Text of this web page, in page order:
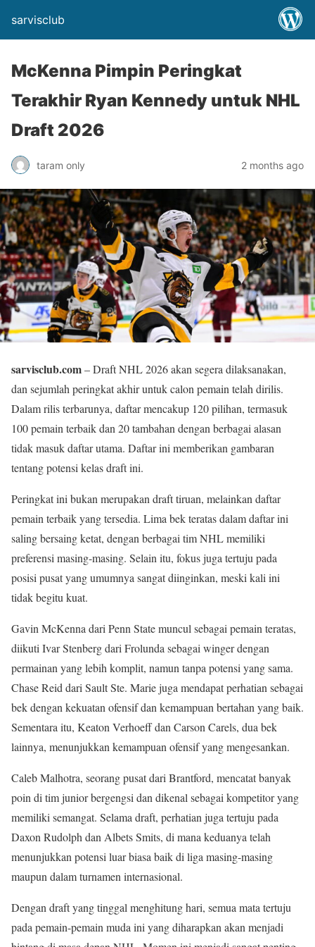
sarvisclub
McKenna Pimpin Peringkat
Terakhir Ryan Kennedy untuk NHL
Draft 2026
taram only 2 months ago
sarvisclub.com– Draft NHL 2026 akan segera dilaksanakan,
dan sejumlah peringkat akhir untuk calon pemain telah dirilis.
Dalam rilis terbarunya, daftar mencakup 120 pilihan, termasuk
100 pemain terbaik dan 20 tambahan dengan berbagai alasan
tidak masuk daftar utama. Daftar ini memberikan gambaran
tentang potensi kelas draft ini.
Peringkat ini bukan merupakan draft tiruan, melainkan daftar
pemain terbaik yang tersedia. Lima bek teratas dalam daftar ini
saling bersaing ketat, dengan berbagai tim NHL memiliki
preferensi masing-masing. Selain itu, fokus juga tertuju pada
posisi pusat yang umumnya sangat diinginkan, meski kali ini
tidak begitu kuat.
Gavin McKenna dari Penn State muncul sebagai pemain teratas,
diikuti Ivar Stenberg dari Frolunda sebagai winger dengan
permainan yang lebih komplit, namun tanpa potensi yang sama.
Chase Reid dari Sault Ste. Marie juga mendapat perhatian sebagai
bek dengan kekuatan ofensif dan kemampuan bertahan yang baik.
Sementara itu, Keaton Verhoeff dan Carson Carels, dua bek
lainnya, menunjukkan kemampuan ofensif yang mengesankan.
Caleb Malhotra, seorang pusat dari Brantford, mencatat banyak
poin di tim junior bergengsi dan dikenal sebagai kompetitor yang
memiliki semangat. Selama draft, perhatian juga tertuju pada
Daxon Rudolph dan Albets Smits, di mana keduanya telah
menunjukkan potensi luar biasa baik di liga masing-masing
maupun dalam turnamen internasional.
Dengan draft yang tinggal menghitung hari, semua mata tertuju
pada pemain-pemain muda ini yang diharapkan akan menjadi